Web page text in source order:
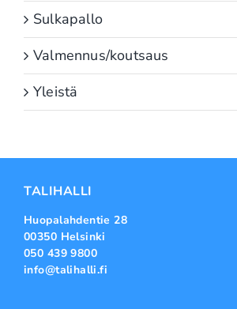
Sulkapallo
Valmennus/koutsaus
Yleistä
TALIHALLI
Huopalahdentie 28
00350 Helsinki
050 439 9800
info@talihalli.fi